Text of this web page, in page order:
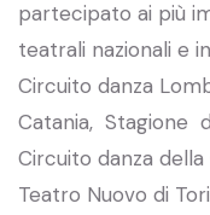
partecipato ai più
teatrali nazionali e
Circuito danza
Catania, Stagione
Circuito danza
Teatro Nuovo di